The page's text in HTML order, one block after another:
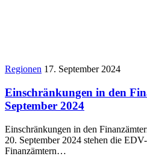
Regionen 17. September 2024
Einschränkungen in den
September 2024
Einschränkungen in den
20. September 2024 stehen die
Finanzämtern…